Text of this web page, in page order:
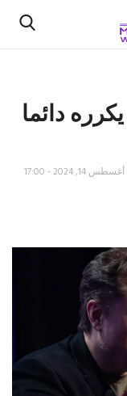
دائما
أغسطس 14, 2024 - 17:00